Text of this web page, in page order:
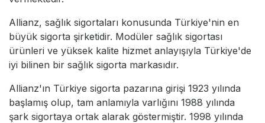
Allianz, sağlık sigortaları konusunda Türkiye'nin en
büyük sigorta şirketidir. Modüler sağlık sigortası
ürünleri ve yüksek kalite hizmet anlayışıyla Türkiye'de
iyi bilinen bir sağlık sigorta markasıdır.
Allianz'ın Türkiye sigorta pazarına girişi 1923 yılında
başlamış olup, tam anlamıyla varlığını 1988 yılında
şark sigortaya ortak alarak göstermiştir. 1998 yılında